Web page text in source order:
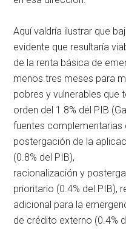
Aquí valdría ilustrar que
evidente que resultaría
de la renta básica de
menos tres meses para
pobres y vulnerables que
orden del 1.8% del PIB
fuentes
postergación de la
(0.8% del PIB),
racionalización y
prioritario (0.4% del PIB),
adicional para la
de crédito externo (0.4%